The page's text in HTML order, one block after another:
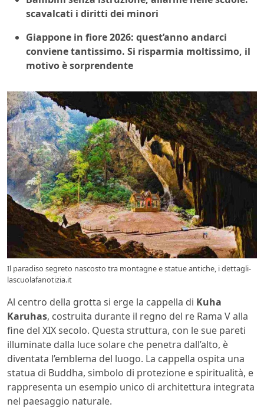
scavalcati i diritti dei minori
Giappone in fiore 2026: quest’anno andarci
conviene tantissimo. Si risparmia moltissimo, il
motivo è sorprendente
Il paradiso segreto nascosto tra montagne e statue antiche, i dettagli-
lascuolafanotizia.it
Al centro della grotta si erge la cappella di Kuha
Karuhas, costruita durante il regno del re Rama V alla
fine del XIX secolo. Questa struttura, con le sue pareti
illuminate dalla luce solare che penetra dall’alto, è
diventata l’emblema del luogo. La cappella ospita una
statua di Buddha, simbolo di protezione e spiritualità, e
rappresenta un esempio unico di architettura integrata
nel paesaggio naturale.